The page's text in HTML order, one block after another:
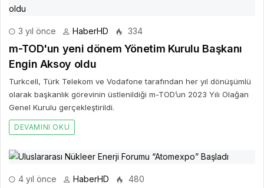
3 yıl önce HaberHD 334
m-TOD'un yeni dönem Yönetim Kurulu Başkanı
Engin Aksoy oldu
Turkcell, Türk Telekom ve Vodafone tarafından her yıl dönüşümlü
olarak başkanlık görevinin üstlenildiği m-TOD’un 2023 Yılı Olağan
Genel Kurulu gerçekleştirildi.
DEVAMINI OKU
4 yıl önce HaberHD 480